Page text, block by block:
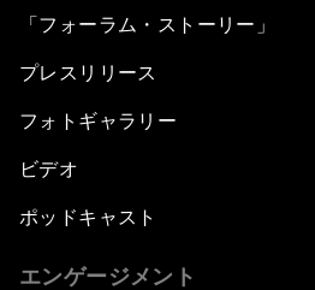
「フォーラム・ストーリー」
プレスリリース
フォトギャラリー
ビデオ
ポッドキャスト
エンゲージメント